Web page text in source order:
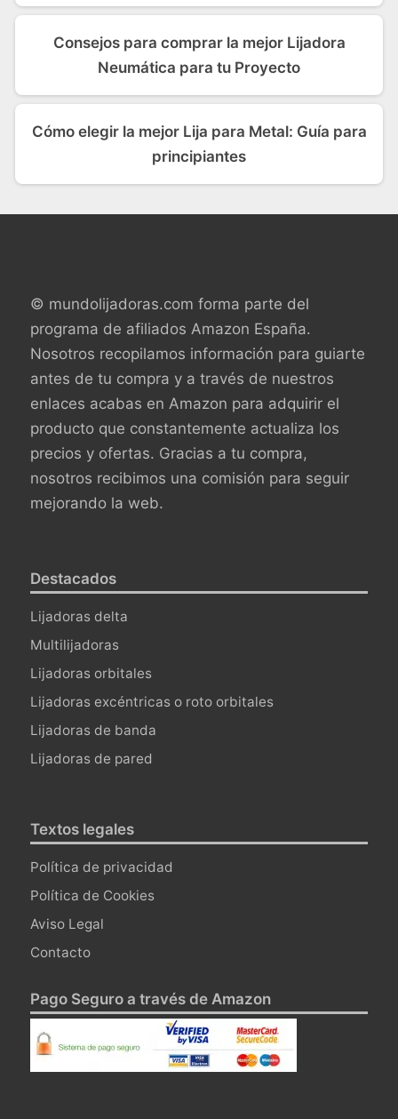
Consejos para comprar la mejor Lijadora
Neumática para tu Proyecto
Cómo elegir la mejor Lija para Metal: Guía para
principiantes
© mundolijadoras.com forma parte del
programa de afiliados Amazon España.
Nosotros recopilamos información para guiarte
antes de tu compra y a través de nuestros
enlaces acabas en Amazon para adquirir el
producto que constantemente actualiza los
precios y ofertas. Gracias a tu compra,
nosotros recibimos una comisión para seguir
mejorando la web.
Destacados
Lijadoras delta
Multilijadoras
Lijadoras orbitales
Lijadoras excéntricas o roto orbitales
Lijadoras de banda
Lijadoras de pared
Textos legales
Política de privacidad
Política de Cookies
Aviso Legal
Contacto
Pago Seguro a través de Amazon